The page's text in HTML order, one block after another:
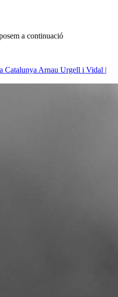
a continuació
Catalunya Arnau Urgell i Vidal |